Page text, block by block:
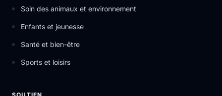
Soin des animaux et environnement
Enfants et jeunesse
Santé et bien-être
Sports et loisirs
SOUTIEN